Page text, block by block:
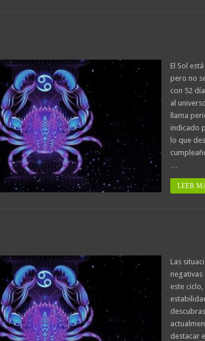
El Sol
pero no
con 52
al
llama
indicado
lo que
…
LEER
Las
negativas
este
destacar